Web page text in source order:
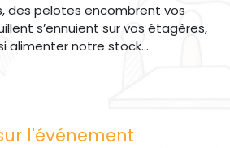
des pelotes encombrent vos
s’ennuient sur vos étagères,
alimenter notre stock…
l'événement